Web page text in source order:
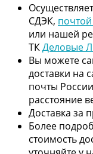
СДЭК,
или нашей
ТКДеловые
Вы можете
доставки на
почты
расстояние
Доставка за
Более
стоимость